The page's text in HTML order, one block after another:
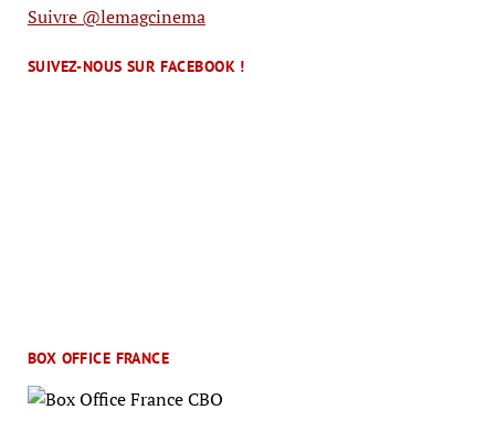
Suivre @lemagcinema
SUIVEZ-NOUS SUR FACEBOOK !
BOX OFFICE FRANCE